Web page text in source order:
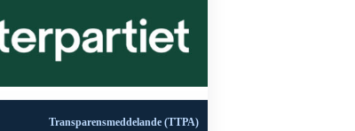
Transparensmeddelande (TTPA)